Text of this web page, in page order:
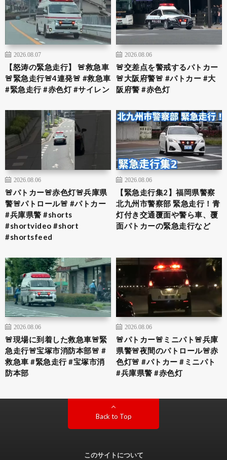
2026.08.07
【怒涛の緊急走行】 🚨救急車
🚨緊急走行🚨4連発🚨 #救急車
#緊急走行 #赤色灯 #サイレン
2026.08.06
🚨交差点を警戒するパトカー
🚨大阪府警🚨 #パトカー #大
阪府警 #赤色灯
2026.08.06
🚨パトカー🚨赤色灯🚨兵庫県
警🚨パトロール🚨 #パトカー
#兵庫県警 #shorts
#shortvideo #short
#shortsfeed
2026.08.06
【緊急走行集2】福岡県警察
北九州市警察部 緊急走行！青
灯付き交通覆面や警ら車、覆
面パトカーの緊急走行など
2026.08.06
🚨現場に到着した救急車🚨緊
急走行🚨宝塚市消防本部🚨 #
救急車 #緊急走行 #宝塚市消
防本部
2026.08.06
🚨パトカー🚨ミニパト🚨兵庫
県警🚨夜間のパトロール🚨赤
色灯🚨 #パトカー #ミニパト
#兵庫県警 #赤色灯
Back to Top
このサイトについて